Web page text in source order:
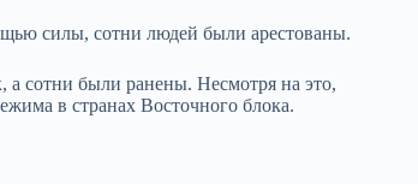
силы, сотни людей были арестованы.
а сотни были ранены. Несмотря на это,
в странах Восточного блока.